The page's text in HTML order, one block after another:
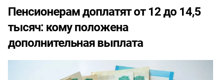
Пенсионерам доплатят от 12 до 14,5
тысяч: кому положена
дополнительная выплата